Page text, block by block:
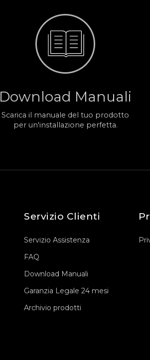
Download Manuali
Scarica il manuale del tuo prodotto
per un'installazione perfetta.
Servizio Clienti
Servizio Assistenza
FAQ
Download Manuali
Garanzia Legale 24 mesi
Archivio prodotti